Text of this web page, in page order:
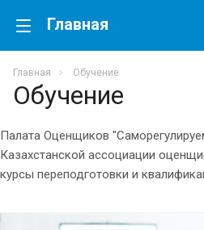
Главная
Главная Обучение
Обучение
Палата Оценщиков
Казахстанской ассоциации
курсы переподготовки и